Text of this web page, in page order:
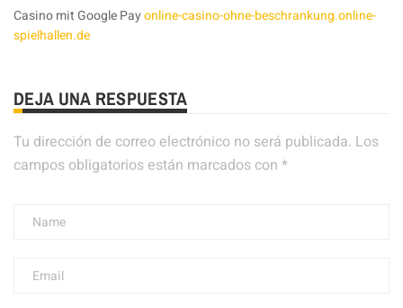
Casino mit Google Payonline-casino-ohne-beschrankung.online-
spielhallen.de
DEJA UNA RESPUESTA
Tu dirección de correo electrónico no será publicada. Los
campos obligatorios están marcados con *